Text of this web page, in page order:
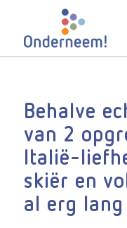
Behalve
van 2
Italië-
skiër en
al erg